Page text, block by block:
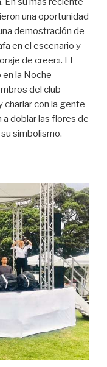
una oportunidad
demostración de
en el escenario y
de creer». El
la Noche
del club
charlar con la gente
doblar las flores de
simbolismo.